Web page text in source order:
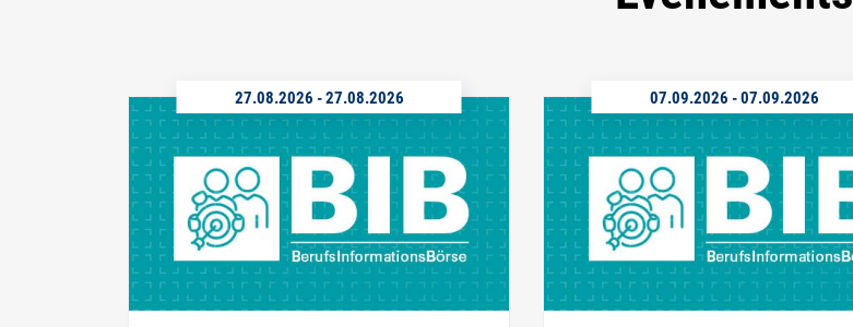
27.08.2026 -27.08.2026 07.09.2026 -07.09.2026